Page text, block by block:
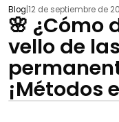
Blog 12 de septiembre de
🌸 ¿Cómo
vello de
¡Métodos